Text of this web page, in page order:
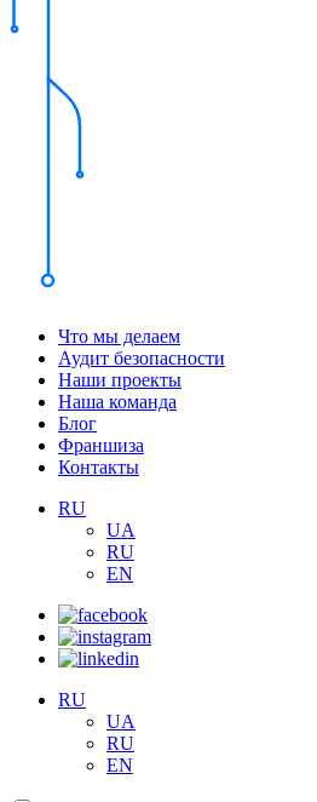
Что мы делаем
Аудит безопасности
Наши проекты
Наша команда
Блог
Франшиза
Контакты
RU
UA
RU
EN
RU
UA
RU
EN